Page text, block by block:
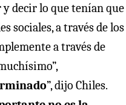
decir lo que tenían que
sociales, a través de los
a través de
”, dijo Chiles.